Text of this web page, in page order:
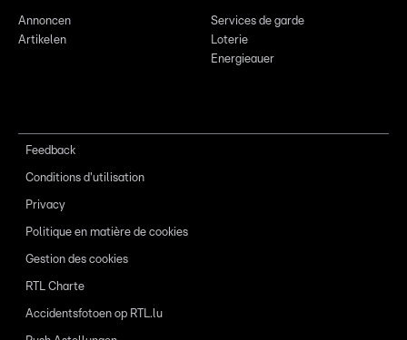
Annoncen
Artikelen
Services de garde
Loterie
Energieauer
Feedback
Conditions d'utilisation
Privacy
Politique en matière de cookies
Gestion des cookies
RTL Charte
Accidentsfotoen op RTL.lu